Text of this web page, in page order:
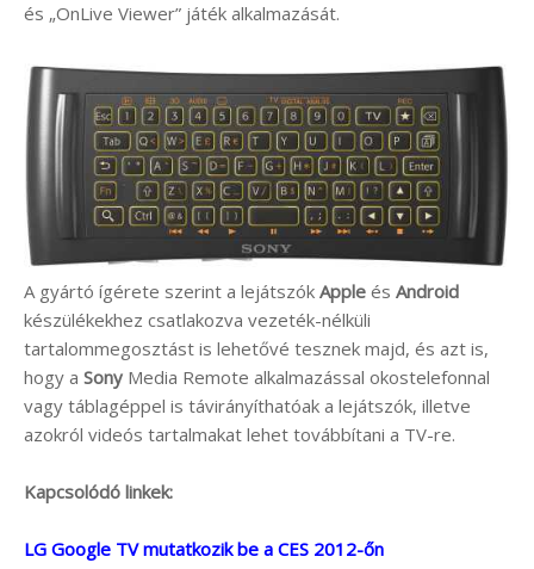
és „OnLive Viewer” játék alkalmazását.
A gyártó ígérete szerint a lejátszók Apple és Android
készülékekhez csatlakozva vezeték-nélküli
tartalommegosztást is lehetővé tesznek majd, és azt is,
hogy a Sony Media Remote alkalmazással okostelefonnal
vagy táblagéppel is távirányíthatóak a lejátszók, illetve
azokról videós tartalmakat lehet továbbítani a TV-re.
Kapcsolódó linkek:
LG Google TV mutatkozik be a CES 2012-őn